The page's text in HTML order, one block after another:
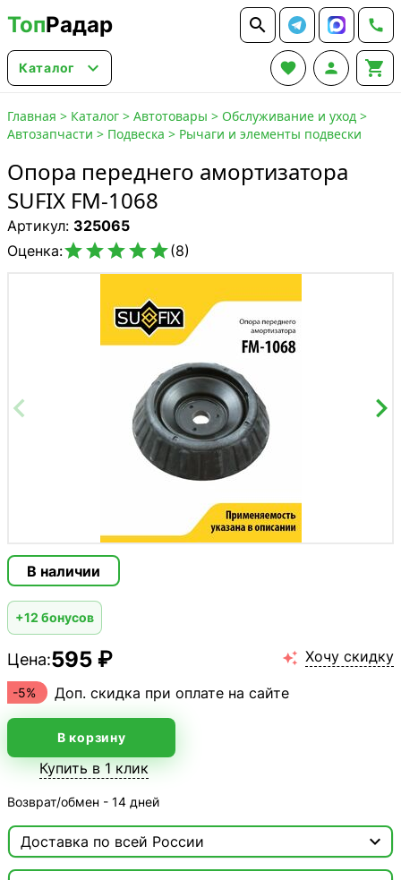
ТопРадар  
Каталог    
Главная > Каталог > Автотовары > Обслуживание и уход >
Автозапчасти > Подвеска > Рычаги и элементы подвески
Опора переднего амортизатора
SUFIX FM-1068
Артикул: 325065
Оценка:(8)
В наличии
+12 бонусов
Цена:595 ₽  Хочу скидку
-5% Доп. скидка при оплате на сайте
В корзину
Купить в 1 клик
Возврат/обмен - 14 дней
Доставка по всей России 
Москва